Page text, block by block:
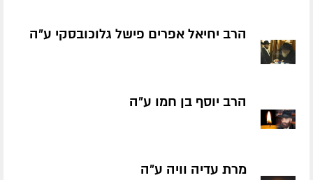
הרב יחיאל אפרים פישל גלוכובסקי ע״ה
הרב יוסף בן חמו ע״ה
מרת עדיה וויה ע״ה